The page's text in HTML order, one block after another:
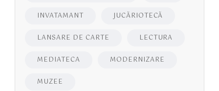
INVATAMANT JUCĂRIOTECĂ
LANSARE DE CARTE LECTURA
MEDIATECA MODERNIZARE
MUZEE